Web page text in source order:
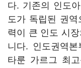
다. 기존의 인도
도가 독립된 권역
력이 큰 인도 시
니다. 인도권역
타룬 가르그 최